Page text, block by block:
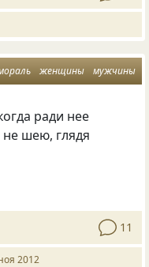
женщины мужчины
ради нее
шею, глядя
11
2012